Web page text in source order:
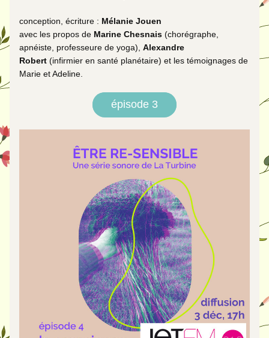
conception, écriture : Mélanie Jouen
avec les propos de Marine Chesnais (chorégraphe,
apnéiste, professeure de yoga), Alexandre
Robert (infirmier en santé planétaire) et les témoignages de
Marie et Adeline.
épisode 3